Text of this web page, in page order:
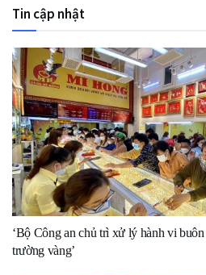
Tin cập nhật
‘Bộ Công an chủ trì xử lý hành vi
trường vàng’